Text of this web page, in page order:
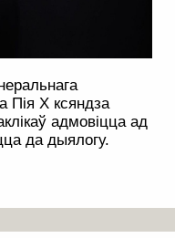
Пія X ксяндза
адмовіцца ад
да дыялогу.